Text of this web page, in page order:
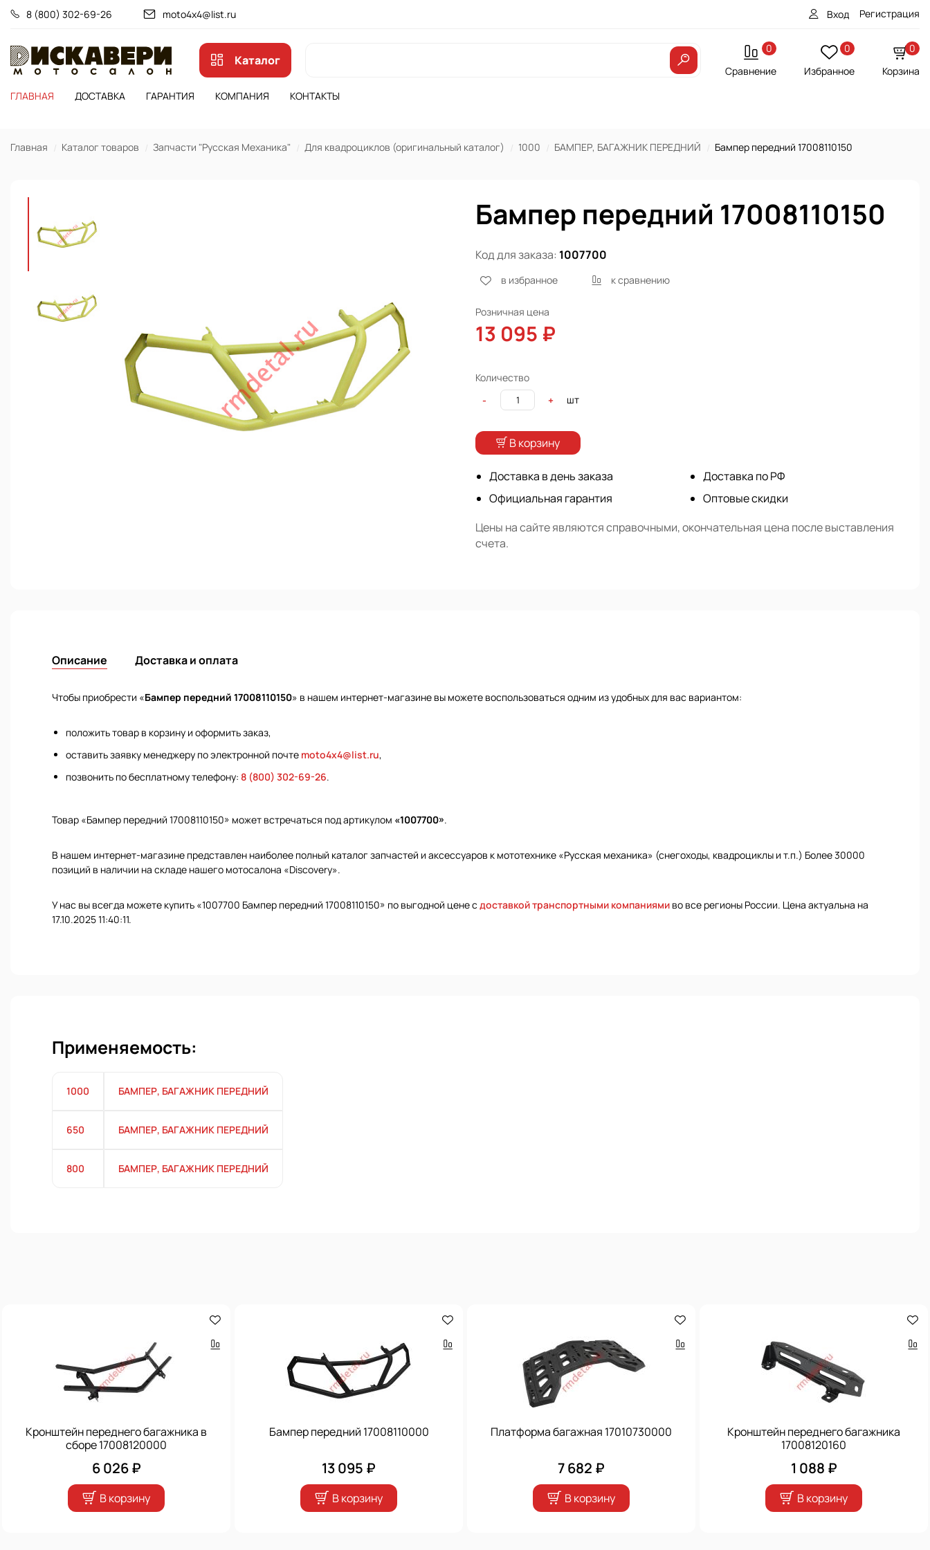
8 (800) 302-69-26 moto4x4@list.ru Вход Регистрация
Каталог
0
Сравнение
0
Избранное
0
Корзина
ГЛАВНАЯ
ДОСТАВКА ГАРАНТИЯ КОМПАНИЯ КОНТАКТЫ
Главная Каталог товаров Запчасти "Русская Механика" Для квадроциклов (оригинальный каталог) 1000 БАМПЕР, БАГАЖНИК ПЕРЕДНИЙ Бампер передний 17008110150
Бампер передний 17008110150
Код для заказа: 1007700
в избранное к сравнению
Розничная цена
13 095 ₽
Количество
-
+ шт
В корзину
Доставка в день заказа
Официальная гарантия
Доставка по РФ
Оптовые скидки
Цены на сайте являются справочными, окончательная цена после выставления
счета.
Описание Доставка и оплата
Чтобы приобрести «Бампер передний 17008110150» в нашем интернет-магазине вы можете воспользоваться одним из удобных для вас вариантом:
положить товар в корзину и оформить заказ,
оставить заявку менеджеру по электронной почте moto4x4@list.ru,
позвонить по бесплатному телефону: 8 (800) 302-69-26.
Товар «Бампер передний 17008110150» может встречаться под артикулом «1007700».
В нашем интернет-магазине представлен наиболее полный каталог запчастей и аксессуаров к мототехнике «Русская механика» (снегоходы, квадроциклы и т.п.) Более 30000
позиций в наличии на складе нашего мотосалона «Discovery».
У нас вы всегда можете купить «1007700 Бампер передний 17008110150» по выгодной цене с доставкой транспортными компаниями во все регионы России. Цена актуальна на
17.10.2025 11:40:11.
Применяемость:
1000 БАМПЕР, БАГАЖНИК ПЕРЕДНИЙ
650 БАМПЕР, БАГАЖНИК ПЕРЕДНИЙ
800 БАМПЕР, БАГАЖНИК ПЕРЕДНИЙ
Кронштейн переднего багажника в
сборе 17008120000
6 026 ₽
В корзину
Бампер передний 17008110000
13 095 ₽
В корзину
Платформа багажная 17010730000
7 682 ₽
В корзину
Кронштейн переднего багажника
17008120160
1 088 ₽
В корзину